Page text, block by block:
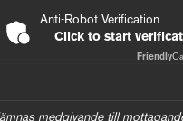
Anti-Robot Verification
Click to start
Friendly
medgivande till